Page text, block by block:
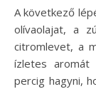
A következő
olívaolajat, a
citromlevet, a
ízletes aromát
percig hagyni,